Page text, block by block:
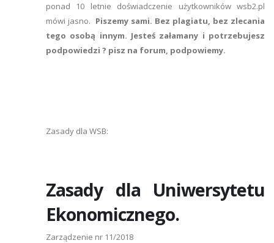
ponad 10 letnie doświadczenie użytkowników wsb2.pl
mówi jasno. Piszemy sami. Bez plagiatu, bez zlecania
tego osobą innym. Jesteś załamany i potrzebujesz
podpowiedzi ? pisz na forum, podpowiemy.
Zasady dla WSB:
Zasady dla Uniwersytetu
Ekonomicznego.
Zarządzenie nr 11/2018